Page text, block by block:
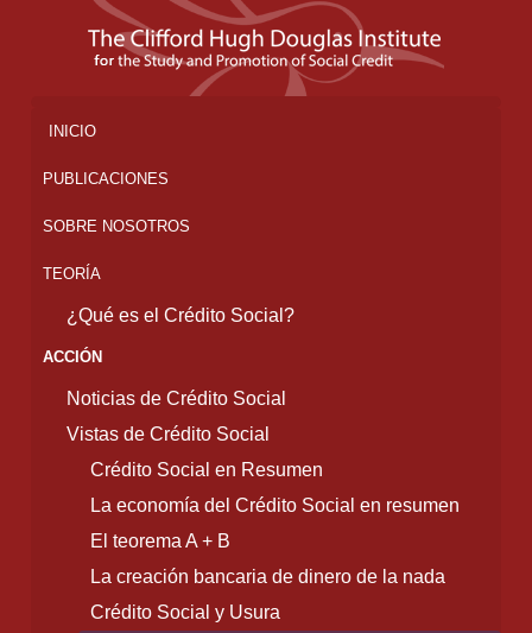
INICIO
PUBLICACIONES
SOBRE NOSOTROS
TEORÍA
¿Qué es el Crédito Social?
ACCIÓN
Noticias de Crédito Social
Vistas de Crédito Social
Crédito Social en Resumen
La economía del Crédito Social en resumen
El teorema A + B
La creación bancaria de dinero de la nada
Crédito Social y Usura